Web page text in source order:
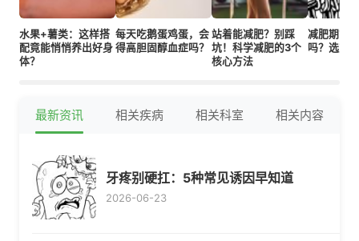
水果+薯类：这样搭
配竟能悄悄养出好身
体？
每天吃鹅蛋鸡蛋，会
得高胆固醇血症吗？
站着能减肥？别踩
坑！科学减肥的3个
核心方法
减肥期能
吗？选对
最新资讯 相关疾病 相关科室 相关内容
牙疼别硬扛：5种常见诱因早知道
2026-06-23